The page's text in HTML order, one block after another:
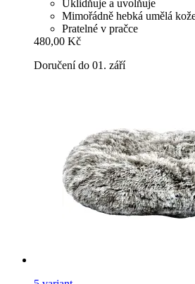
Uklidňuje a uvolňuje
Mimořádně hebká umělá
Pratelné v pračce
480,00 Kč
Doručení do 01. září